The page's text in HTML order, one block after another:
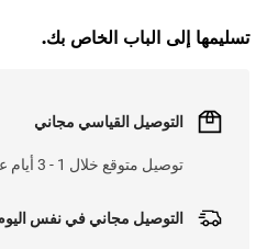
تسليمها إلى الباب الخاص بك.
التوصيل القياسي مجاني
توصيل متوقع خلال 1 - 3 أيام عم على 25 د.ك
التوصيل مجاني في نفس